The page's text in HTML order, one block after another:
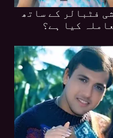
فٹبالر کے ساتھ
کیا ہے؟